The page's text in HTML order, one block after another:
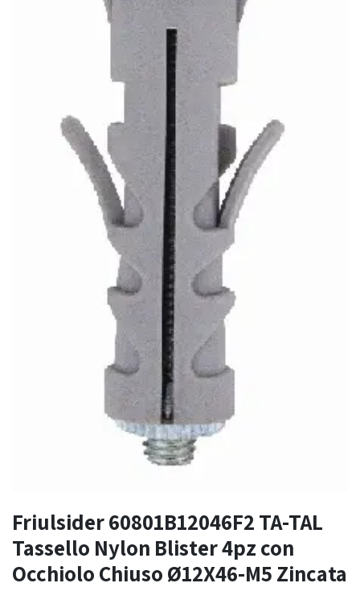
Friulsider 60801B12046F2 TA-TAL
Tassello Nylon Blister 4pz con
Occhiolo Chiuso Ø12X46-M5 Zincata